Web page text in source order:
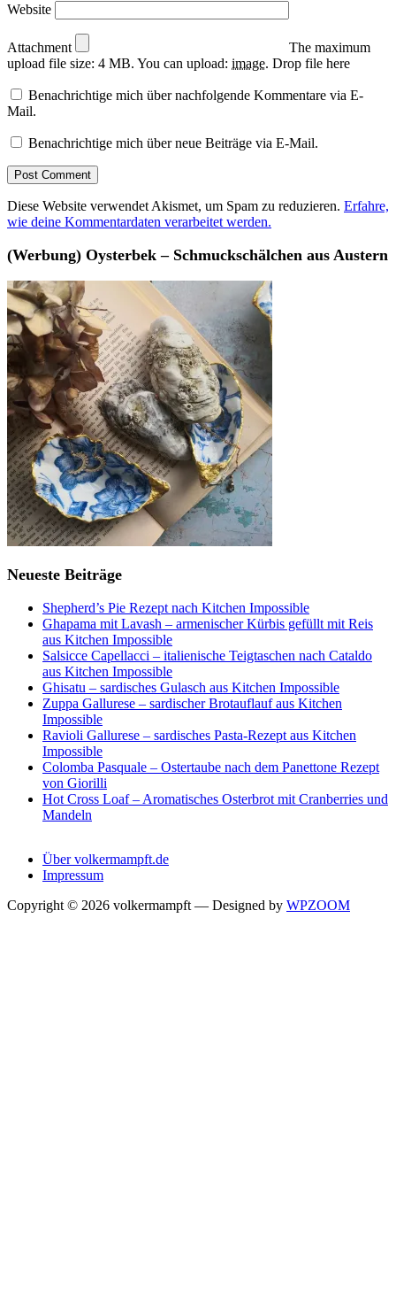
Website
Attachment
The maximum
upload file size: 4 MB. You can upload: image. Drop file here
Benachrichtige mich über nachfolgende Kommentare via E-
Mail.
Benachrichtige mich über neue Beiträge via E-Mail.
Diese Website verwendet Akismet, um Spam zu reduzieren. Erfahre,
wie deine Kommentardaten verarbeitet werden.
(Werbung) Oysterbek – Schmuckschälchen aus Austern
Neueste Beiträge
Shepherd’s Pie Rezept nach Kitchen Impossible
Ghapama mit Lavash – armenischer Kürbis gefüllt mit Reis
aus Kitchen Impossible
Salsicce Capellacci – italienische Teigtaschen nach Cataldo
aus Kitchen Impossible
Ghisatu – sardisches Gulasch aus Kitchen Impossible
Zuppa Gallurese – sardischer Brotauflauf aus Kitchen
Impossible
Ravioli Gallurese – sardisches Pasta-Rezept aus Kitchen
Impossible
Colomba Pasquale – Ostertaube nach dem Panettone Rezept
von Giorilli
Hot Cross Loaf – Aromatisches Osterbrot mit Cranberries und
Mandeln
Über volkermampft.de
Impressum
Copyright © 2026 volkermampft — Designed by WPZOOM